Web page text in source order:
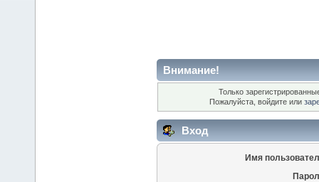
Внимание!
Только
Пожалуйста, войдите или
Вход
Имя